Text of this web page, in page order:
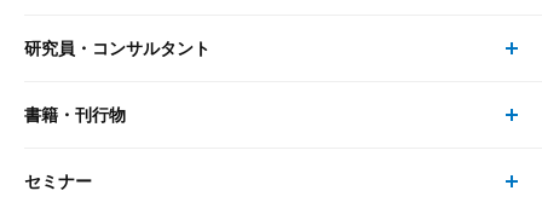
リサーチ
レポート・コラム トップ
最新のレポート・コラム
研究員・コンサルタント
研究員・コンサルタント トップ
研究員
書籍・刊行物
書籍・刊行物 トップ
セミナー